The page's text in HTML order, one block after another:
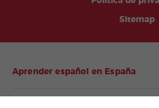
Sitemap
Aprender español en España